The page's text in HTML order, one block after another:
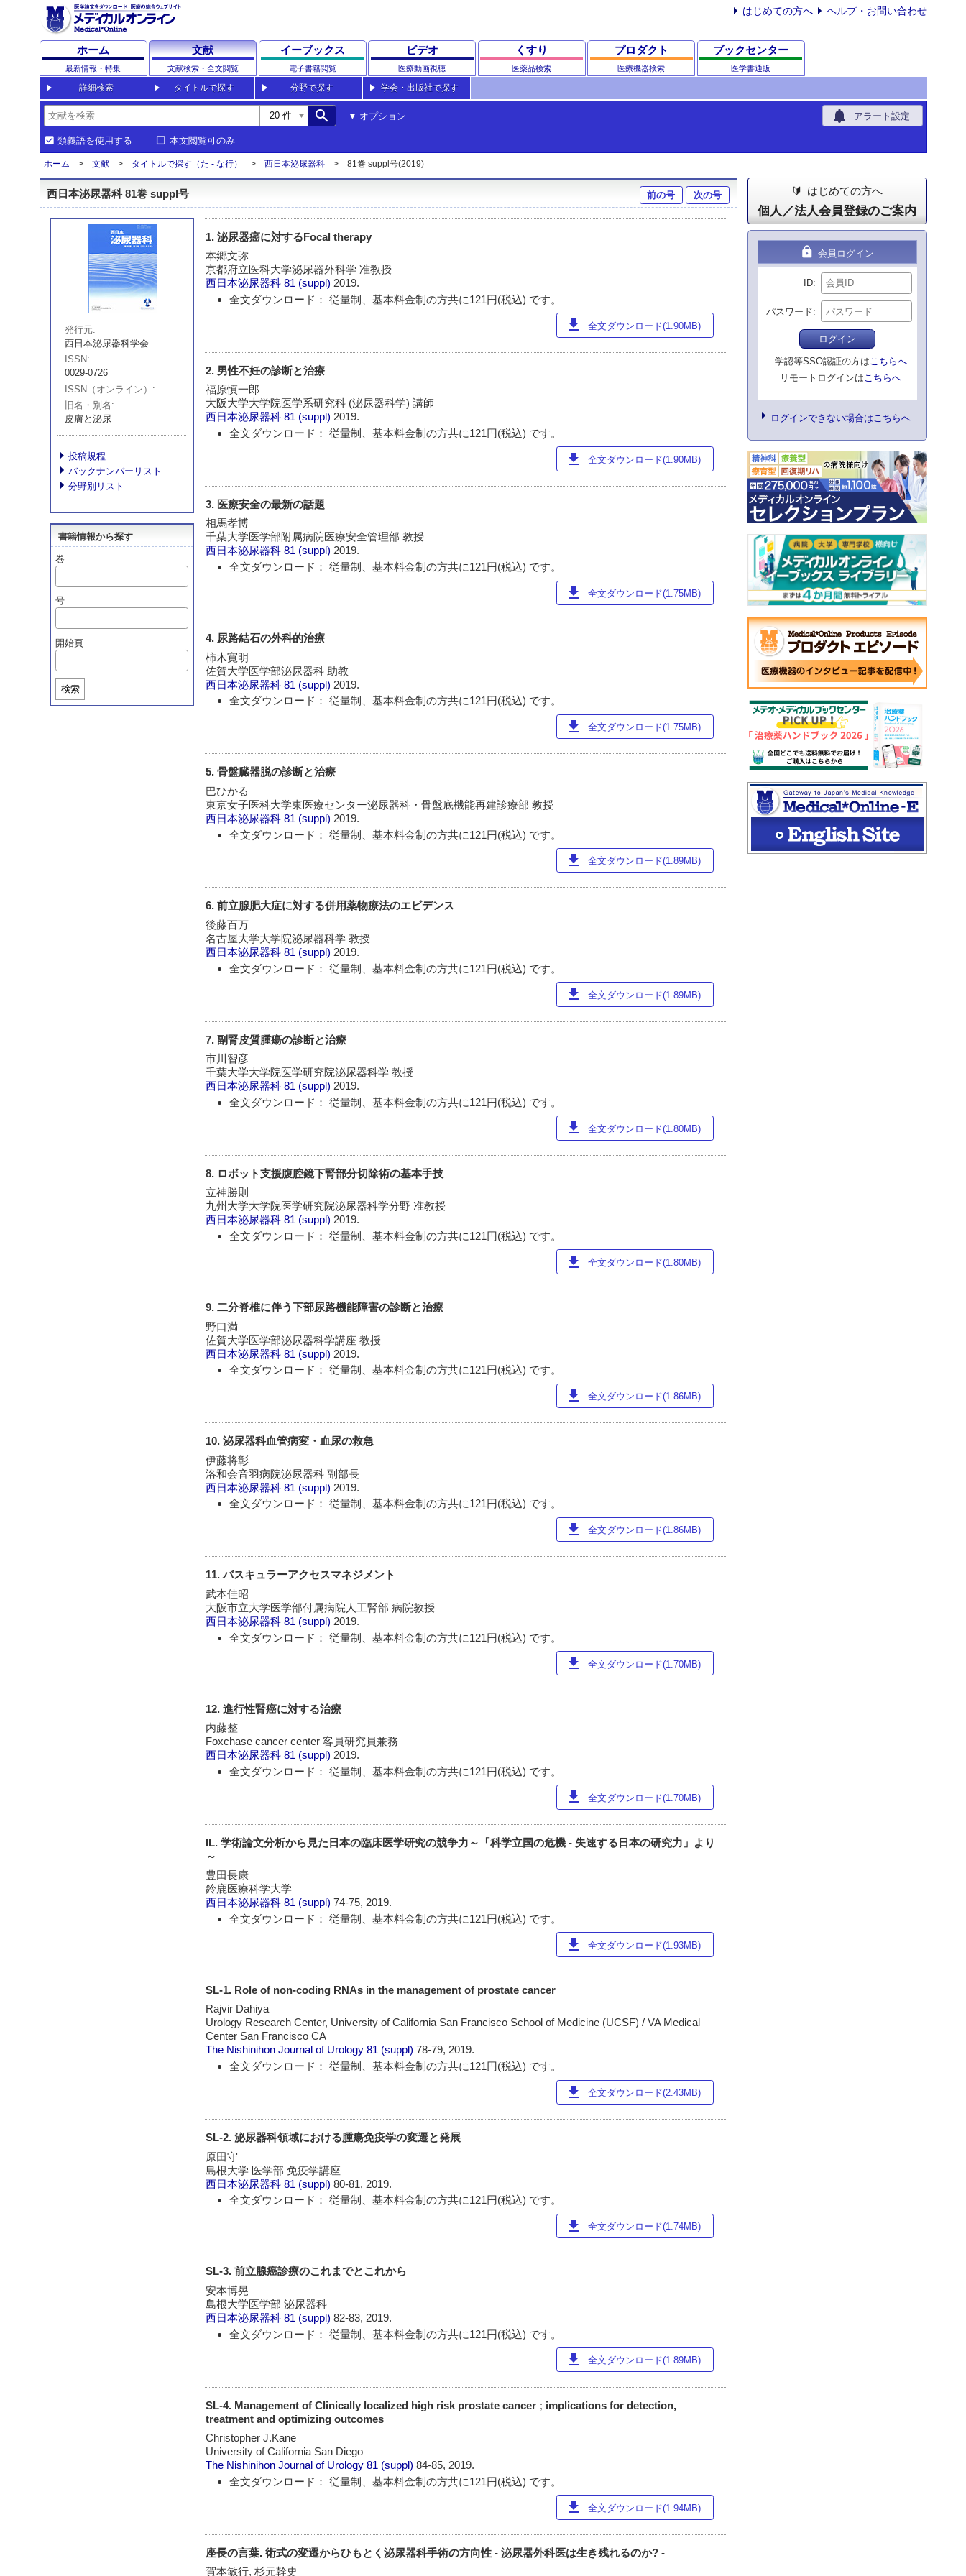
はじめての方へ ヘルプ・お問い合わせ
ホーム
最新情報・特集
文献
文献検索・全文閲覧
イーブックス
電子書籍閲覧
ビデオ
医療動画視聴
くすり
医薬品検索
プロダクト
医療機器検索
ブックセンター
医学書通販
詳細検索 タイトルで探す 分野で探す 学会・出版社で探す
search オプション notifications アラート設定
類義語を使用する 本文閲覧可のみ
ホーム 文献 タイトルで探す（た - な行） 西日本泌尿器科 81巻 suppl号(2019)
西日本泌尿器科 81巻 suppl号 前の号 次の号
発行元
西日本泌尿器科学会
ISSN
0029-0726
ISSN（オンライン）
旧名・別名
皮膚と泌尿
投稿規程
バックナンバーリスト
分野別リスト
書籍情報から探す
巻
号
開始頁
検索
1. 泌尿器癌に対するFocal therapy
本郷文弥
京都府立医科大学泌尿器外科学 准教授
西日本泌尿器科 81 (suppl) 2019.
全文ダウンロード： 従量制、基本料金制の方共に121円(税込) です。
download 全文ダウンロード(1.90MB)
2. 男性不妊の診断と治療
福原慎一郎
大阪大学大学院医学系研究科 (泌尿器科学) 講師
西日本泌尿器科 81 (suppl) 2019.
全文ダウンロード： 従量制、基本料金制の方共に121円(税込) です。
download 全文ダウンロード(1.90MB)
3. 医療安全の最新の話題
相馬孝博
千葉大学医学部附属病院医療安全管理部 教授
西日本泌尿器科 81 (suppl) 2019.
全文ダウンロード： 従量制、基本料金制の方共に121円(税込) です。
download 全文ダウンロード(1.75MB)
4. 尿路結石の外科的治療
柿木寛明
佐賀大学医学部泌尿器科 助教
西日本泌尿器科 81 (suppl) 2019.
全文ダウンロード： 従量制、基本料金制の方共に121円(税込) です。
download 全文ダウンロード(1.75MB)
5. 骨盤臓器脱の診断と治療
巴ひかる
東京女子医科大学東医療センター泌尿器科・骨盤底機能再建診療部 教授
西日本泌尿器科 81 (suppl) 2019.
全文ダウンロード： 従量制、基本料金制の方共に121円(税込) です。
download 全文ダウンロード(1.89MB)
6. 前立腺肥大症に対する併用薬物療法のエビデンス
後藤百万
名古屋大学大学院泌尿器科学 教授
西日本泌尿器科 81 (suppl) 2019.
全文ダウンロード： 従量制、基本料金制の方共に121円(税込) です。
download 全文ダウンロード(1.89MB)
7. 副腎皮質腫瘍の診断と治療
市川智彦
千葉大学大学院医学研究院泌尿器科学 教授
西日本泌尿器科 81 (suppl) 2019.
全文ダウンロード： 従量制、基本料金制の方共に121円(税込) です。
download 全文ダウンロード(1.80MB)
8. ロボット支援腹腔鏡下腎部分切除術の基本手技
立神勝則
九州大学大学院医学研究院泌尿器科学分野 准教授
西日本泌尿器科 81 (suppl) 2019.
全文ダウンロード： 従量制、基本料金制の方共に121円(税込) です。
download 全文ダウンロード(1.80MB)
9. 二分脊椎に伴う下部尿路機能障害の診断と治療
野口満
佐賀大学医学部泌尿器科学講座 教授
西日本泌尿器科 81 (suppl) 2019.
全文ダウンロード： 従量制、基本料金制の方共に121円(税込) です。
download 全文ダウンロード(1.86MB)
10. 泌尿器科血管病変・血尿の救急
伊藤将彰
洛和会音羽病院泌尿器科 副部長
西日本泌尿器科 81 (suppl) 2019.
全文ダウンロード： 従量制、基本料金制の方共に121円(税込) です。
download 全文ダウンロード(1.86MB)
11. バスキュラーアクセスマネジメント
武本佳昭
大阪市立大学医学部付属病院人工腎部 病院教授
西日本泌尿器科 81 (suppl) 2019.
全文ダウンロード： 従量制、基本料金制の方共に121円(税込) です。
download 全文ダウンロード(1.70MB)
12. 進行性腎癌に対する治療
内藤整
Foxchase cancer center 客員研究員兼務
西日本泌尿器科 81 (suppl) 2019.
全文ダウンロード： 従量制、基本料金制の方共に121円(税込) です。
download 全文ダウンロード(1.70MB)
IL. 学術論文分析から見た日本の臨床医学研究の競争力～「科学立国の危機 - 失速する日本の研究力」より
～
豊田長康
鈴鹿医療科学大学
西日本泌尿器科 81 (suppl)74-75, 2019.
全文ダウンロード： 従量制、基本料金制の方共に121円(税込) です。
download 全文ダウンロード(1.93MB)
SL-1. Role of non-coding RNAs in the management of prostate cancer
Rajvir Dahiya
Urology Research Center, University of California San Francisco School of Medicine (UCSF) / VA Medical
Center San Francisco CA
The Nishinihon Journal of Urology 81 (suppl)78-79, 2019.
全文ダウンロード： 従量制、基本料金制の方共に121円(税込) です。
download 全文ダウンロード(2.43MB)
SL-2. 泌尿器科領域における腫瘍免疫学の変遷と発展
原田守
島根大学 医学部 免疫学講座
西日本泌尿器科 81 (suppl)80-81, 2019.
全文ダウンロード： 従量制、基本料金制の方共に121円(税込) です。
download 全文ダウンロード(1.74MB)
SL-3. 前立腺癌診療のこれまでとこれから
安本博晃
島根大学医学部 泌尿器科
西日本泌尿器科 81 (suppl)82-83, 2019.
全文ダウンロード： 従量制、基本料金制の方共に121円(税込) です。
download 全文ダウンロード(1.89MB)
SL-4. Management of Clinically localized high risk prostate cancer ; implications for detection,
treatment and optimizing outcomes
Christopher J.Kane
University of California San Diego
The Nishinihon Journal of Urology 81 (suppl)84-85, 2019.
全文ダウンロード： 従量制、基本料金制の方共に121円(税込) です。
download 全文ダウンロード(1.94MB)
座長の言葉. 術式の変遷からひもとく泌尿器科手術の方向性 - 泌尿器外科医は生き残れるのか? -
賀本敏行, 杉元幹史
はじめての方へ
個人／法人会員登録のご案内
lock 会員ログイン
ID
パスワード
ログイン
学認等SSO認証の方はこちらへ
リモートログインはこちらへ
ログインできない場合はこちらへ